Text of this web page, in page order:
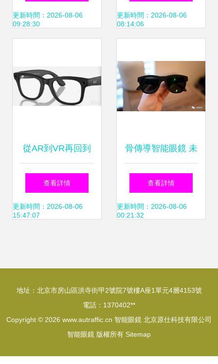
消費電子下一個風
更新時間：2026-08-06
09:28:30
成美國“間諜工具”
更新時間：2026-08-06
08:14:06
從AR到VR再回到
光波導 蘋果的眼鏡
戰略真的迷路了
查看詳情
更新時間：2026-08-06
15:47:07
骨傳導智能眼鏡 未
來視聽新體驗，無
需耳機的自由之音
查看詳情
更新時間：2026-08-06
00:21:32
地址：北京市房山區洪寺街甲2號院7號樓A座1單元4層4153號
電話：1370402**
Copyright © 2026 www.autraffic.cn 智能眼鏡 北京原仕科技有限公司
智能眼鏡 版權所有 Sitemap